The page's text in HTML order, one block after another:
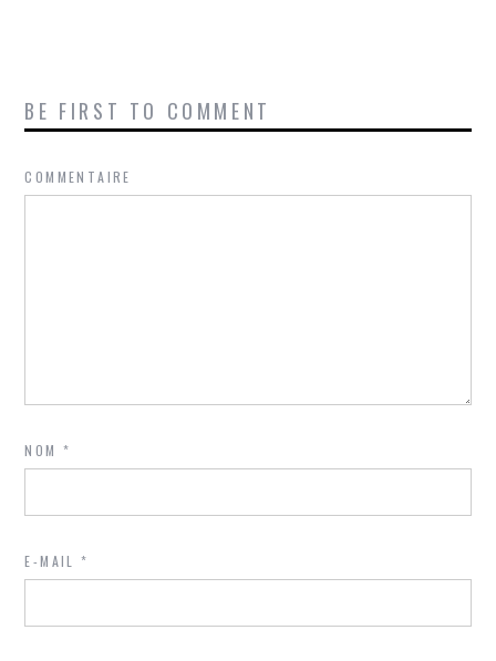
BE FIRST TO COMMENT
COMMENTAIRE
NOM*
E-MAIL*